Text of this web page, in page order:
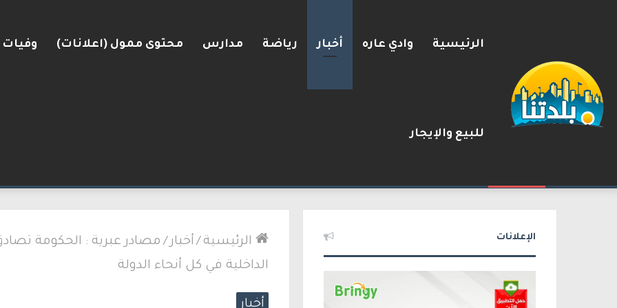
الرئيسية وادي عاره أخبار رياضة مدارس محتوى ممول (اعلانات) وفيات
للبيع والإيجار
الرئيسية / أخبار / مصادر عبرية : الحكومة
الداخلية في كل أنحاء الدولة
أخبار
الإعلانات